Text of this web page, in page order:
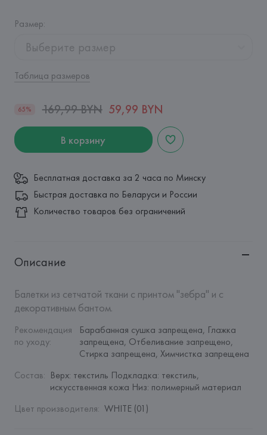
Размер:
Выберите размер
Таблица размеров
65% 169,99 BYN 59,99 BYN
В корзину
Бесплатная доставка за 2 часа по Минску
Быстрая доставка по Беларуси и России
Количество товаров без ограничений
Описание
Балетки из сетчатой ткани с принтом "зебра" и с
декоративным бантом.
Рекомендация
по уходу:
Барабанная сушка запрещена, Глажка
запрещена, Отбеливание запрещено,
Стирка запрещена, Химчистка запрещена
Состав: Верх: текстиль Подкладка: текстиль,
искусственная кожа Низ: полимерный материал
Цвет производителя: WHITE (01)